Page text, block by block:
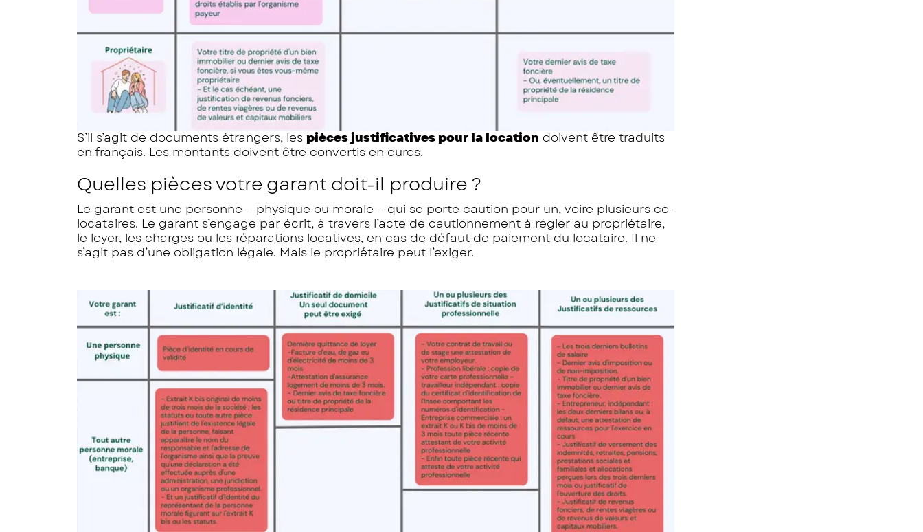
S’il s’agit de documents étrangers, les pièces justificatives pour la location doivent être traduits
en français. Les montants doivent être convertis en euros.
Quelles pièces votre garant doit-il produire ?
Le garant est une personne – physique ou morale – qui se porte caution pour un, voire plusieurs co-
locataires. Le garant s’engage par écrit, à travers l’acte de cautionnement à régler au propriétaire,
le loyer, les charges ou les réparations locatives, en cas de défaut de paiement du locataire. Il ne
s’agit pas d’une obligation légale. Mais le propriétaire peut l’exiger.